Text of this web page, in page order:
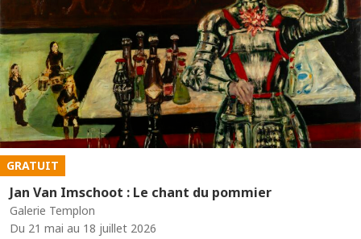
GRATUIT
Jan Van Imschoot : Le chant du pommier
Galerie Templon
Du 21 mai au 18 juillet 2026